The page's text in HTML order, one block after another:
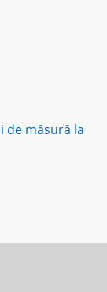
de măsură la